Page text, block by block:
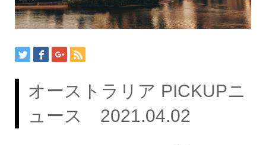
オーストラリア PICKUPニ
ュース 2021.04.02